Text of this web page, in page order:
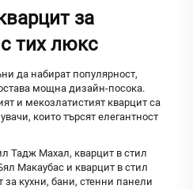
за
тих люкс
да набират популярност,
мощна дизайн-посока.
и мекозлатистият кварцит са
които търсят елегантност
Тадж Махал, кварцит в стил
Макаубас и кварцит в стил
кухни, бани, стенни панели